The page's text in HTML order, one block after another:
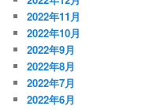
2022年11月
2022年10月
2022年9月
2022年8月
2022年7月
2022年6月